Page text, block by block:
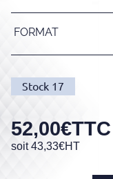
FORMAT
Stock 17
52,00€TTC
soit 43,33€HT